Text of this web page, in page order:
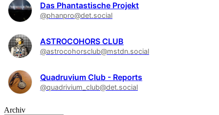
Das Phantastische Projekt
@phanpro@det.social
ASTROCOHORS CLUB
@astrocohorsclub@mstdn.social
Quadruvium Club - Reports
@quadrivium_club@det.social
Archiv